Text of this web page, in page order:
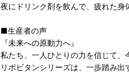
夜にドリンク剤を飲んで、疲れた身
■生産者の声
『未来への原動力へ』
私たち、一人ひとりの力を信じて、
リポビタンシリーズは、一歩踏み出